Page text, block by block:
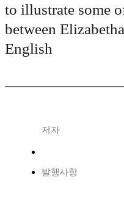
to illustrate some
between
English
저자
발행사항